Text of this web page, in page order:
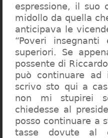
espressione, il suo
midollo da quella
anticipava le
“Poveri
superiori. Se
possente di
può continuare ad
scrivo sto qui a
non mi stupirei
chiedesse al
posso continuare a
tasse dovute al